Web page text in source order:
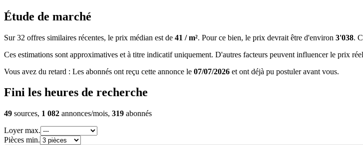
Étude de marché
Sur 32 offres similaires récentes, le prix médian est de 41 / m². Pour ce bien, le prix devrait être d'environ 3'038.
Ces estimations sont approximatives et à titre indicatif uniquement. D'autres facteurs peuvent influencer le prix
Vous avez du retard : Les abonnés ont reçu cette annonce le 07/07/2026 et ont déjà pu postuler avant vous.
Fini les heures de recherche
49 sources, 1 082 annonces/mois, 319 abonnés
Loyer max.
Pièces min.